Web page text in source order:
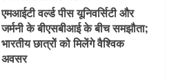
एमआईटी वर्ल्ड पीस यूनिवर्सिटी और
जर्मनी के बीएसबीआई के बीच समझौता;
भारतीय छात्रों को मिलेंगे वैश्विक
अवसर